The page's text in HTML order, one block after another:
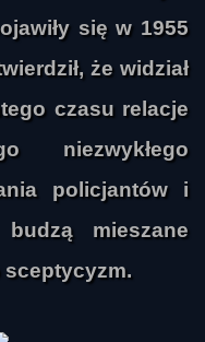
się w 1955
że widział
czasu relacje
niezwykłego
policjantów i
mieszane